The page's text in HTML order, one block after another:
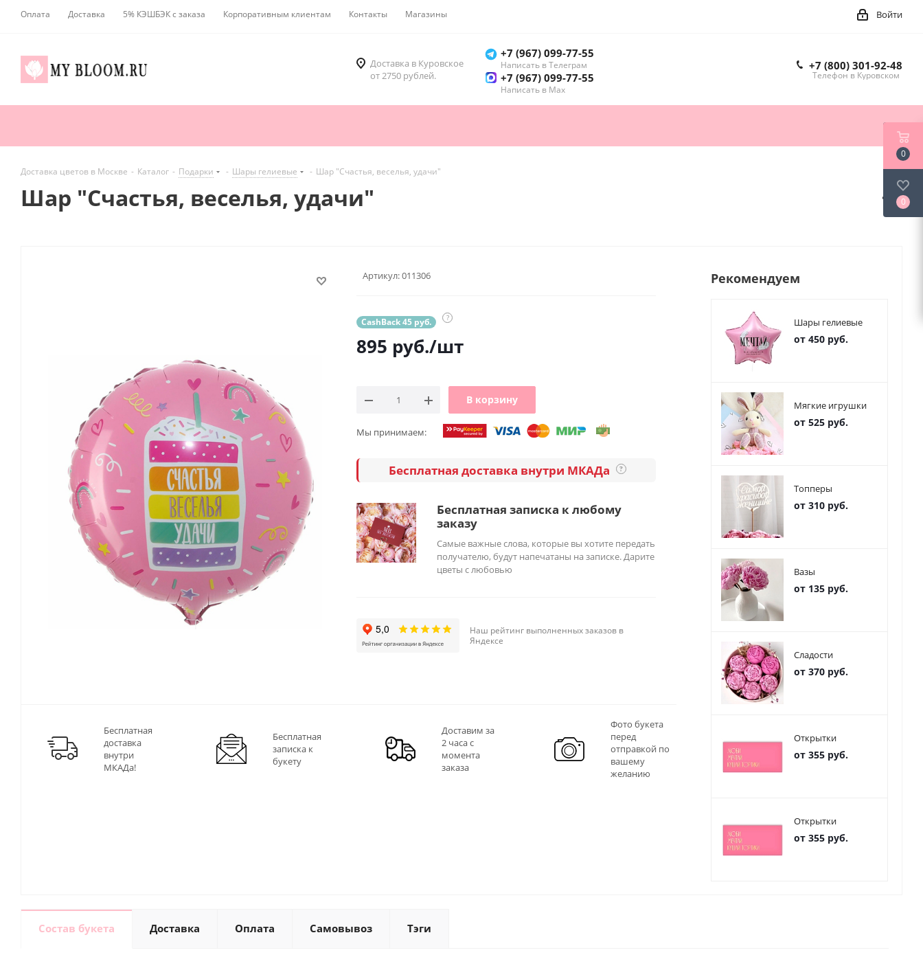
Оплата Доставка 5% КЭШБЭК с заказа Корпоративным клиентам Контакты Магазины Войти
Доставка в Куровское
от 2750 рублей.
+7 (967) 099-77-55
Написать в Телеграм
+7 (967) 099-77-55
Написать в Мах
+7 (800) 301-92-48
Телефон в Куровском
Доставка цветов в Москве - Каталог - Подарки - Шары гелиевые - Шар "Счастья, веселья, удачи"
Шар "Счастья, веселья, удачи"
Артикул:011306
CashBack 45 руб. ?
895 руб./шт
В корзину
Мы принимаем:
Бесплатная доставка внутри МКАДа ?
Бесплатная записка к любому
заказу
Самые важные слова, которые вы хотите передать
получателю, будут напечатаны на записке. Дарите
цветы с любовью
Наш рейтинг выполненных заказов в
Яндексе
Бесплатная
доставка
внутри
МКАДа!
Бесплатная
записка к
букету
Доставим за
2 часа с
момента
заказа
Фото букета
перед
отправкой по
вашему
желанию
Рекомендуем
Шары гелиевые
от 450 руб.
Мягкие игрушки
от 525 руб.
Топперы
от 310 руб.
Вазы
от 135 руб.
Сладости
от 370 руб.
Открытки
от 355 руб.
Открытки
от 355 руб.
Состав букета Доставка Оплата Самовывоз Тэги
0
0